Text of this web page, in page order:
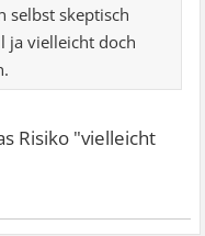
selbst skeptisch
ja vielleicht doch
Risiko "vielleicht